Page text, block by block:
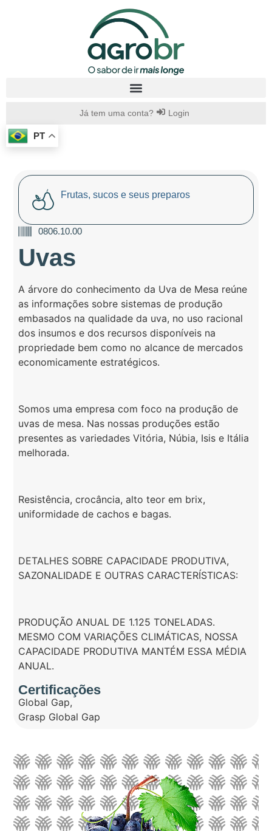
Já tem uma conta? Login
PT
Frutas, sucos e seus preparos
0806.10.00
Uvas
A árvore do conhecimento da Uva de Mesa reúne
as informações sobre sistemas de produção
embasados na qualidade da uva, no uso racional
dos insumos e dos recursos disponíveis na
propriedade bem como no alcance de mercados
economicamente estratégicos.
Somos uma empresa com foco na produção de
uvas de mesa. Nas nossas produções estão
presentes as variedades Vitória, Núbia, Isis e Itália
melhorada.
Resistência, crocância, alto teor em brix,
uniformidade de cachos e bagas.
DETALHES SOBRE CAPACIDADE PRODUTIVA,
SAZONALIDADE E OUTRAS CARACTERÍSTICAS:
PRODUÇÃO ANUAL DE 1.125 TONELADAS.
MESMO COM VARIAÇÕES CLIMÁTICAS, NOSSA
CAPACIDADE PRODUTIVA MANTÉM ESSA MÉDIA
ANUAL.
Certificações
Global Gap,
Grasp Global Gap